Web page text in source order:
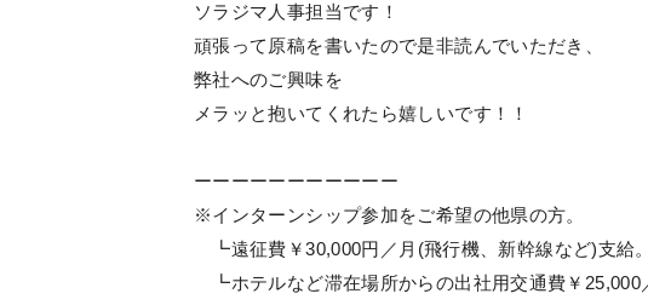
ソラジマ人事担当です！
頑張って原稿を書いたので是非読んでいただき、
弊社へのご興味を
メラッと抱いてくれたら嬉しいです！！
ーーーーーーーーーーー
※インターンシップ参加をご希望の他県の方。
┗遠征費￥30,000円／月(飛行機、新幹線など)支給。
┗ホテルなど滞在場所からの出社用交通費￥25,000